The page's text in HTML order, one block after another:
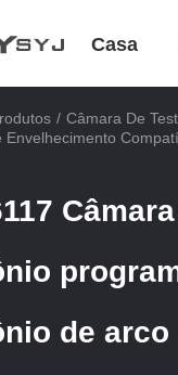
Casa
/ Câmara De
Envelhecimento
de arco